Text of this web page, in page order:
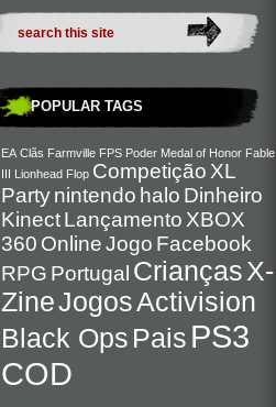
POPULAR TAGS
EA Clãs Farmville FPS Poder Medal of Honor Fable
III Lionhead Flop Competição XL
Partynintendo halo Dinheiro
KinectLançamento XBOX
360 OnlineJogo Facebook
RPG Portugal CriançasX-
ZineJogosActivision
Black Ops Pais PS3
COD